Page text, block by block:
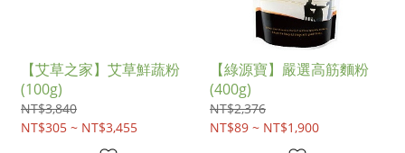
【艾草之家】艾草鮮蔬粉
(100g)
NT$3,840
NT$305 ~ NT$3,455
【綠源寶】嚴選高筋麵粉
(400g)
NT$2,376
NT$89 ~ NT$1,900